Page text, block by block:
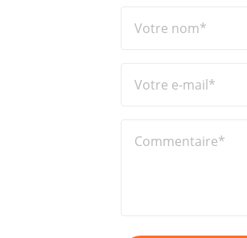
Votre nom*
Votre e-mail*
Commentaire*